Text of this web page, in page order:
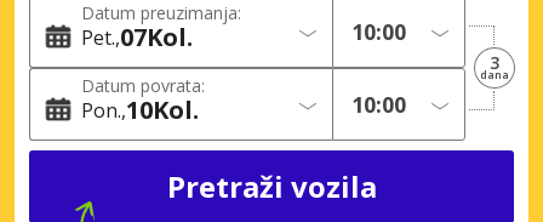
Datum preuzimanja:
Pet. 07Kol.
Datum povrata:
Pon. 10Kol.
3
dana